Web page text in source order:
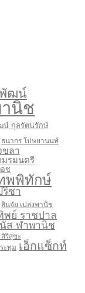
ฒน์
นิช
กุลรัตนรักษ์
ธนากร โปษยานนท์
ขลา
รมนตรี
ช
พพิทักษ์
ชา
สินจัย เปล่งพานิช
พย์ ราชปาล
ส ฬาพานิช
ริสุขะ
ะทุม เอ็กแซ็กท์